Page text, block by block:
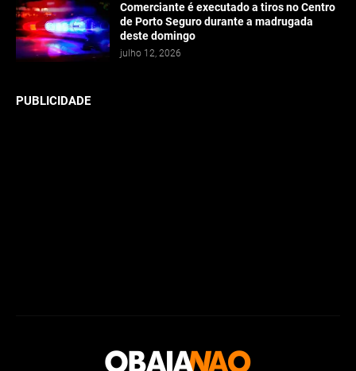
Comerciante é executado a tiros no Centro
de Porto Seguro durante a madrugada
deste domingo
julho 12, 2026
PUBLICIDADE